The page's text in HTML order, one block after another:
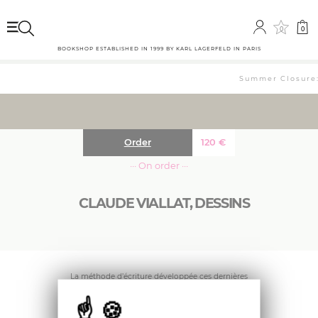
0 0
BOOKSHOP ESTABLISHED IN 1999 BY KARL LAGERFELD IN PARIS
Summer
CLAUDE VIALLAT, DESSINS
120€
Order
··· On order ···
La méthode d’écriture développée ces dernières
carnets ordinaires où des mots, des phrases
sont rapidement notés, entremêlés de quelques
dessins, esquisses des lieux traversés en voyage